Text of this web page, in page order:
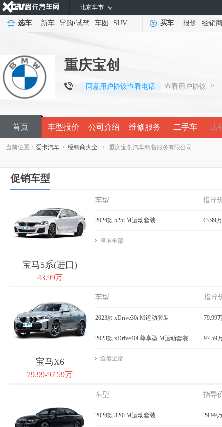
北京车市
选车 新车 导购•试驾 车图 SUV 买车 报价 经销商
重庆宝创
同意用户协议查看电话 查看用户协议 >
首页 车型报价 公司介绍 维修服务 二手车 店
当前位置：爱卡汽车 > 经销商大全 > 重庆宝创汽车销售服务有限公司
促销车型
宝马5系(进口)
43.99万
车型 指导
2024款 525i M运动套装 43.99万
查看全部
宝马X6
79.99-97.59万
车型 指导
2023款 xDrive30i M运动套装 79.99
2023款 xDrive40i 尊享型 M运动套装 97.59
查看全部
车型 指导
2024款 320i M运动套装 29.99万